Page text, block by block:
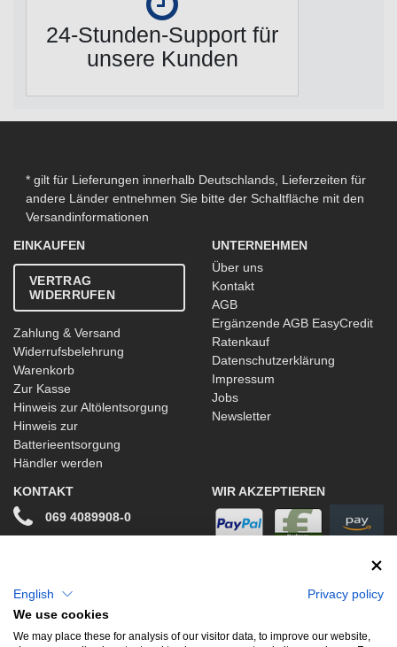
24-Stunden-Support für
unsere Kunden
* gilt für Lieferungen innerhalb Deutschlands, Lieferzeiten für
andere Länder entnehmen Sie bitte der Schaltfläche mit den
Versandinformationen
EINKAUFEN
VERTRAG
WIDERRUFEN
Zahlung & Versand
Widerrufsbelehrung
Warenkorb
Zur Kasse
Hinweis zur Altölentsorgung
Hinweis zur
Batterieentsorgung
Händler werden
UNTERNEHMEN
Über uns
Kontakt
AGB
Ergänzende AGB EasyCredit
Ratenkauf
Datenschutzerklärung
Impressum
Jobs
Newsletter
KONTAKT
069 4089908-0
Facebook
WIR AKZEPTIEREN
English
Privacy policy
We use cookies
We may place these for analysis of our visitor data, to improve our website,